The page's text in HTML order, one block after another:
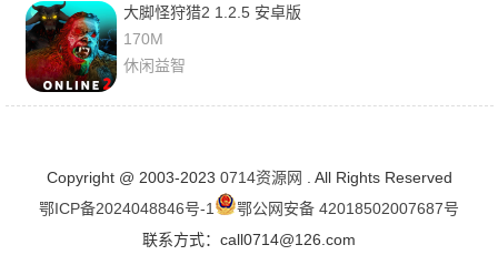
大脚怪狩猎2 1.2.5 安卓版
170M
休闲益智
Copyright @ 2003-2023 0714资源网 . All Rights Reserved
鄂ICP备2024048846号-1
鄂公网安备 42018502007687号
联系方式：call0714@126.com